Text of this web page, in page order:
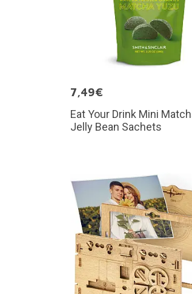
7,49€
Eat Your Drink Mini
Jelly Bean Sachets